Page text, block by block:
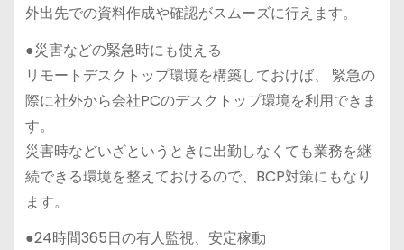
外出先での資料作成や確認がスムーズに行えます。
●災害などの緊急時にも使える
リモートデスクトップ環境を構築しておけば、 緊急の
際に社外から会社PCのデスクトップ環境を利用できま
す。
災害時などいざというときに出勤しなくても業務を継
続できる環境を整えておけるので、BCP対策にもなり
ます。
●24時間365日の有人監視、安定稼動